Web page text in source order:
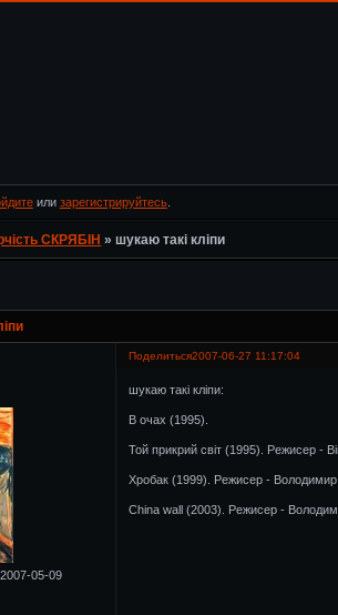
или зарегистрируйтесь.
СКРЯБІН »шукаю такі кліпи
Поделиться2007-06-27 11:17:04
05-09
шукаю такі кліпи:
В очах (1995).
Той прикрий свiт (1995). Режисер -
Хробак (1999). Режисер - Володимир
China wall (2003). Режисер -